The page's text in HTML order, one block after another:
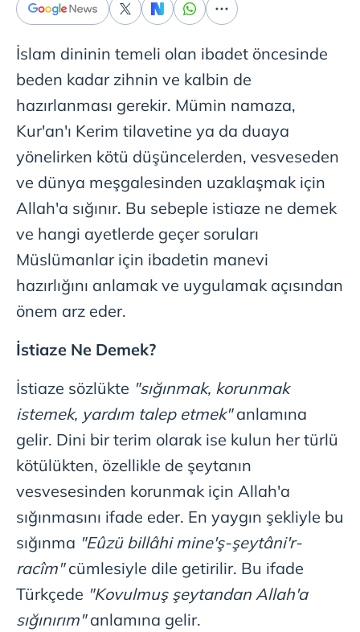
İslam dininin temeli olan ibadet öncesinde
beden kadar zihnin ve kalbin de
hazırlanması gerekir. Mümin namaza,
Kur'an'ı Kerim tilavetine ya da duaya
yönelirken kötü düşüncelerden, vesveseden
ve dünya meşgalesinden uzaklaşmak için
Allah'a sığınır. Bu sebeple ı̇stiaze ne demek
ve hangi ayetlerde geçer soruları
Müslümanlar için ibadetin manevi
hazırlığını anlamak ve uygulamak açısından
önem arz eder.
İstiaze Ne Demek?
İstiaze sözlükte "sığınmak, korunmak
istemek, yardım talep etmek"anlamına
gelir. Dini bir terim olarak ise kulun her türlü
kötülükten, özellikle de şeytanın
vesvesesinden korunmak için Allah'a
sığınmasını ifade eder. En yaygın şekliyle bu
sığınma "Eûzü billâhi mine'ş-şeytâni'r-
racîm"cümlesiyle dile getirilir. Bu ifade
Türkçede "Kovulmuş şeytandan Allah'a
sığınırım"anlamına gelir.